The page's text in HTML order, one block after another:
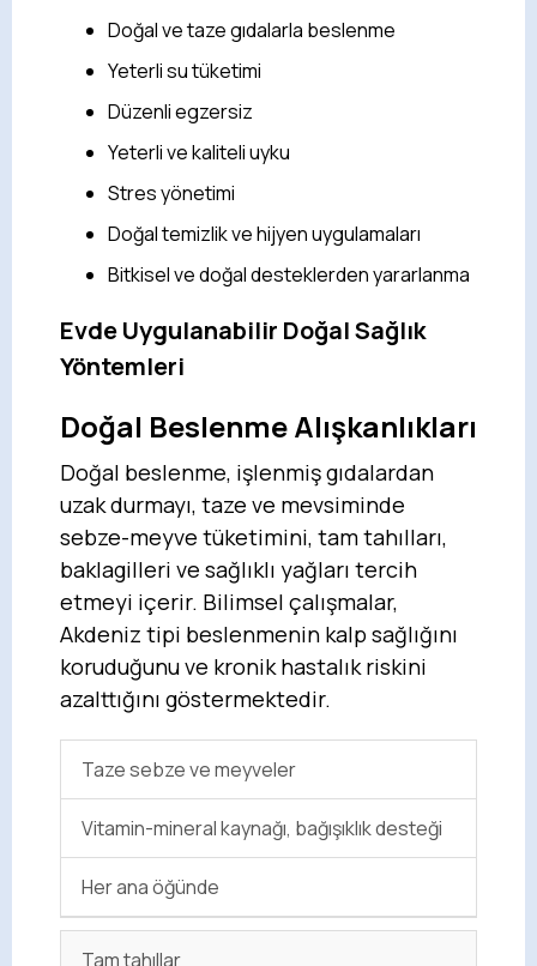
Doğal ve taze gıdalarla beslenme
Yeterli su tüketimi
Düzenli egzersiz
Yeterli ve kaliteli uyku
Stres yönetimi
Doğal temizlik ve hijyen uygulamaları
Bitkisel ve doğal desteklerden yararlanma
Evde Uygulanabilir Doğal Sağlık
Yöntemleri
Doğal Beslenme Alışkanlıkları
Doğal beslenme, işlenmiş gıdalardan
uzak durmayı, taze ve mevsiminde
sebze-meyve tüketimini, tam tahılları,
baklagilleri ve sağlıklı yağları tercih
etmeyi içerir. Bilimsel çalışmalar,
Akdeniz tipi beslenmenin kalp sağlığını
koruduğunu ve kronik hastalık riskini
azalttığını göstermektedir.
Taze sebze ve meyveler
Vitamin-mineral kaynağı, bağışıklık desteği
Her ana öğünde
Tam tahıllar